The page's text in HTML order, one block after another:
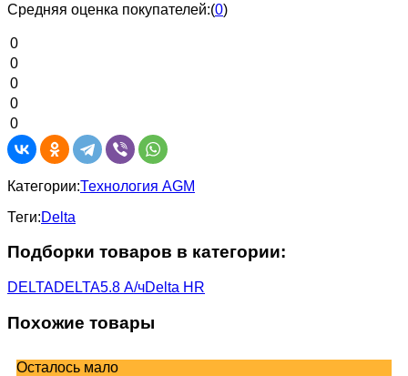
Средняя оценка покупателей:(0)
0
0
0
0
0
Категории:Технология AGM
Теги:Delta
Подборки товаров в категории:
DELTADELTA5.8 А/чDelta HR
Похожие товары
Осталось мало